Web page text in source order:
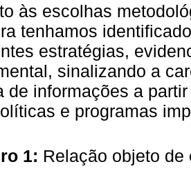
às escolhas
tenhamos
estratégias,
sinalizando a
de informações a
e programas
1: Relação objeto